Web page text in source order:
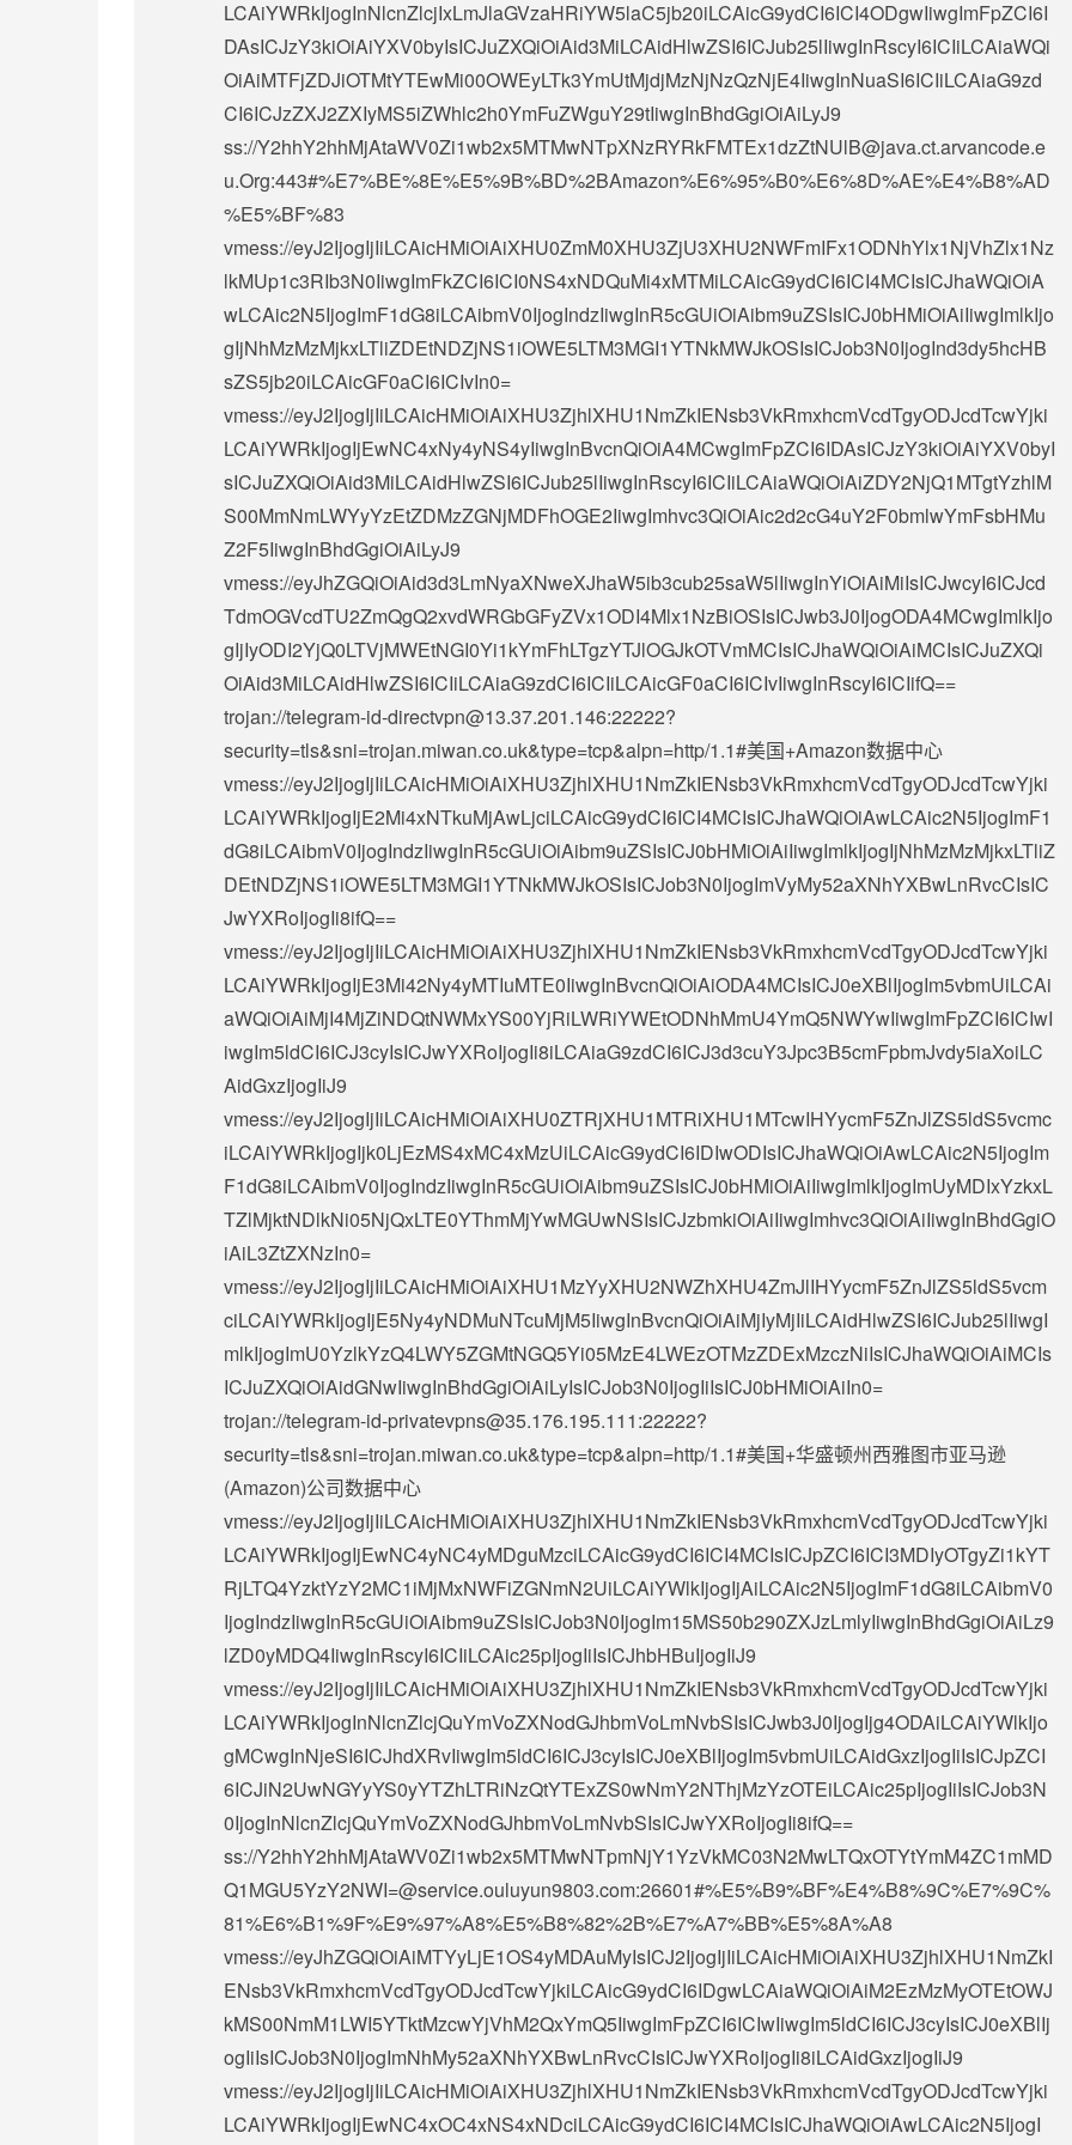
LCAiYWRkIjogInNlcnZlcjIxLmJlaGVzaHRiYW5laC5jb20iLCAicG9ydCI6ICI4ODgwIiwgImFpZCI6I
DAsICJzY3kiOiAiYXV0byIsICJuZXQiOiAid3MiLCAidHlwZSI6ICJub25lIiwgInRscyI6ICIiLCAiaWQi
OiAiMTFjZDJiOTMtYTEwMi00OWEyLTk3YmUtMjdjMzNjNzQzNjE4IiwgInNuaSI6ICIiLCAiaG9zd
CI6ICJzZXJ2ZXIyMS5iZWhlc2h0YmFuZWguY29tIiwgInBhdGgiOiAiLyJ9
ss://Y2hhY2hhMjAtaWV0Zi1wb2x5MTMwNTpXNzRYRkFMTEx1dzZtNUlB@java.ct.arvancode.e
u.Org:443#%E7%BE%8E%E5%9B%BD%2BAmazon%E6%95%B0%E6%8D%AE%E4%B8%AD
%E5%BF%83
vmess://eyJ2IjogIjIiLCAicHMiOiAiXHU0ZmM0XHU3ZjU3XHU2NWFmIFx1ODNhYlx1NjVhZlx1Nz
lkMUp1c3RIb3N0IiwgImFkZCI6ICI0NS4xNDQuMi4xMTMiLCAicG9ydCI6ICI4MCIsICJhaWQiOiA
wLCAic2N5IjogImF1dG8iLCAibmV0IjogIndzIiwgInR5cGUiOiAibm9uZSIsICJ0bHMiOiAiIiwgImlkIjo
gIjNhMzMzMjkxLTliZDEtNDZjNS1iOWE5LTM3MGI1YTNkMWJkOSIsICJob3N0IjogInd3dy5hcHB
sZS5jb20iLCAicGF0aCI6ICIvIn0=
vmess://eyJ2IjogIjIiLCAicHMiOiAiXHU3ZjhlXHU1NmZkIENsb3VkRmxhcmVcdTgyODJcdTcwYjki
LCAiYWRkIjogIjEwNC4xNy4yNS4yIiwgInBvcnQiOiA4MCwgImFpZCI6IDAsICJzY3kiOiAiYXV0byI
sICJuZXQiOiAid3MiLCAidHlwZSI6ICJub25lIiwgInRscyI6ICIiLCAiaWQiOiAiZDY2NjQ1MTgtYzhlM
S00MmNmLWYyYzEtZDMzZGNjMDFhOGE2IiwgImhvc3QiOiAic2d2cG4uY2F0bmlwYmFsbHMu
Z2F5IiwgInBhdGgiOiAiLyJ9
vmess://eyJhZGQiOiAid3d3LmNyaXNweXJhaW5ib3cub25saW5lIiwgInYiOiAiMiIsICJwcyI6ICJcd
TdmOGVcdTU2ZmQgQ2xvdWRGbGFyZVx1ODI4Mlx1NzBiOSIsICJwb3J0IjogODA4MCwgImlkIjo
gIjIyODI2YjQ0LTVjMWEtNGI0Yi1kYmFhLTgzYTJlOGJkOTVmMCIsICJhaWQiOiAiMCIsICJuZXQi
OiAid3MiLCAidHlwZSI6ICIiLCAiaG9zdCI6ICIiLCAicGF0aCI6ICIvIiwgInRscyI6ICIifQ==
trojan://telegram-id-directvpn@13.37.201.146:22222?
security=tls&sni=trojan.miwan.co.uk&type=tcp&alpn=http/1.1#美国+Amazon数据中心
vmess://eyJ2IjogIjIiLCAicHMiOiAiXHU3ZjhlXHU1NmZkIENsb3VkRmxhcmVcdTgyODJcdTcwYjki
LCAiYWRkIjogIjE2Mi4xNTkuMjAwLjciLCAicG9ydCI6ICI4MCIsICJhaWQiOiAwLCAic2N5IjogImF1
dG8iLCAibmV0IjogIndzIiwgInR5cGUiOiAibm9uZSIsICJ0bHMiOiAiIiwgImlkIjogIjNhMzMzMjkxLTliZ
DEtNDZjNS1iOWE5LTM3MGI1YTNkMWJkOSIsICJob3N0IjogImVyMy52aXNhYXBwLnRvcCIsIC
JwYXRoIjogIi8ifQ==
vmess://eyJ2IjogIjIiLCAicHMiOiAiXHU3ZjhlXHU1NmZkIENsb3VkRmxhcmVcdTgyODJcdTcwYjki
LCAiYWRkIjogIjE3Mi42Ny4yMTIuMTE0IiwgInBvcnQiOiAiODA4MCIsICJ0eXBlIjogIm5vbmUiLCAi
aWQiOiAiMjI4MjZiNDQtNWMxYS00YjRiLWRiYWEtODNhMmU4YmQ5NWYwIiwgImFpZCI6ICIwI
iwgIm5ldCI6ICJ3cyIsICJwYXRoIjogIi8iLCAiaG9zdCI6ICJ3d3cuY3Jpc3B5cmFpbmJvdy5iaXoiLC
AidGxzIjogIiJ9
vmess://eyJ2IjogIjIiLCAicHMiOiAiXHU0ZTRjXHU1MTRiXHU1MTcwIHYycmF5ZnJlZS5ldS5vcmc
iLCAiYWRkIjogIjk0LjEzMS4xMC4xMzUiLCAicG9ydCI6IDIwODIsICJhaWQiOiAwLCAic2N5IjogIm
F1dG8iLCAibmV0IjogIndzIiwgInR5cGUiOiAibm9uZSIsICJ0bHMiOiAiIiwgImlkIjogImUyMDIxYzkxL
TZlMjktNDlkNi05NjQxLTE0YThmMjYwMGUwNSIsICJzbmkiOiAiIiwgImhvc3QiOiAiIiwgInBhdGgiO
iAiL3ZtZXNzIn0=
vmess://eyJ2IjogIjIiLCAicHMiOiAiXHU1MzYyXHU2NWZhXHU4ZmJlIHYycmF5ZnJlZS5ldS5vcm
ciLCAiYWRkIjogIjE5Ny4yNDMuNTcuMjM5IiwgInBvcnQiOiAiMjIyMjIiLCAidHlwZSI6ICJub25lIiwgI
mlkIjogImU0YzlkYzQ4LWY5ZGMtNGQ5Yi05MzE4LWEzOTMzZDExMzczNiIsICJhaWQiOiAiMCIs
ICJuZXQiOiAidGNwIiwgInBhdGgiOiAiLyIsICJob3N0IjogIiIsICJ0bHMiOiAiIn0=
trojan://telegram-id-privatevpns@35.176.195.111:22222?
security=tls&sni=trojan.miwan.co.uk&type=tcp&alpn=http/1.1#美国+华盛顿州西雅图市亚马逊
(Amazon)公司数据中心
vmess://eyJ2IjogIjIiLCAicHMiOiAiXHU3ZjhlXHU1NmZkIENsb3VkRmxhcmVcdTgyODJcdTcwYjki
LCAiYWRkIjogIjEwNC4yNC4yMDguMzciLCAicG9ydCI6ICI4MCIsICJpZCI6ICI3MDIyOTgyZi1kYT
RjLTQ4YzktYzY2MC1iMjMxNWFiZGNmN2UiLCAiYWlkIjogIjAiLCAic2N5IjogImF1dG8iLCAibmV0
IjogIndzIiwgInR5cGUiOiAibm9uZSIsICJob3N0IjogIm15MS50b290ZXJzLmlyIiwgInBhdGgiOiAiLz9
lZD0yMDQ4IiwgInRscyI6ICIiLCAic25pIjogIiIsICJhbHBuIjogIiJ9
vmess://eyJ2IjogIjIiLCAicHMiOiAiXHU3ZjhlXHU1NmZkIENsb3VkRmxhcmVcdTgyODJcdTcwYjki
LCAiYWRkIjogInNlcnZlcjQuYmVoZXNodGJhbmVoLmNvbSIsICJwb3J0IjogIjg4ODAiLCAiYWlkIjo
gMCwgInNjeSI6ICJhdXRvIiwgIm5ldCI6ICJ3cyIsICJ0eXBlIjogIm5vbmUiLCAidGxzIjogIiIsICJpZCI
6ICJiN2UwNGYyYS0yYTZhLTRiNzQtYTExZS0wNmY2NThjMzYzOTEiLCAic25pIjogIiIsICJob3N
0IjogInNlcnZlcjQuYmVoZXNodGJhbmVoLmNvbSIsICJwYXRoIjogIi8ifQ==
ss://Y2hhY2hhMjAtaWV0Zi1wb2x5MTMwNTpmNjY1YzVkMC03N2MwLTQxOTYtYmM4ZC1mMD
Q1MGU5YzY2NWI=@service.ouluyun9803.com:26601#%E5%B9%BF%E4%B8%9C%E7%9C%
81%E6%B1%9F%E9%97%A8%E5%B8%82%2B%E7%A7%BB%E5%8A%A8
vmess://eyJhZGQiOiAiMTYyLjE1OS4yMDAuMyIsICJ2IjogIjIiLCAicHMiOiAiXHU3ZjhlXHU1NmZkI
ENsb3VkRmxhcmVcdTgyODJcdTcwYjkiLCAicG9ydCI6IDgwLCAiaWQiOiAiM2EzMzMyOTEtOWJ
kMS00NmM1LWI5YTktMzcwYjVhM2QxYmQ5IiwgImFpZCI6ICIwIiwgIm5ldCI6ICJ3cyIsICJ0eXBlIj
ogIiIsICJob3N0IjogImNhMy52aXNhYXBwLnRvcCIsICJwYXRoIjogIi8iLCAidGxzIjogIiJ9
vmess://eyJ2IjogIjIiLCAicHMiOiAiXHU3ZjhlXHU1NmZkIENsb3VkRmxhcmVcdTgyODJcdTcwYjki
LCAiYWRkIjogIjEwNC4xOC4xNS4xNDciLCAicG9ydCI6ICI4MCIsICJhaWQiOiAwLCAic2N5IjogI